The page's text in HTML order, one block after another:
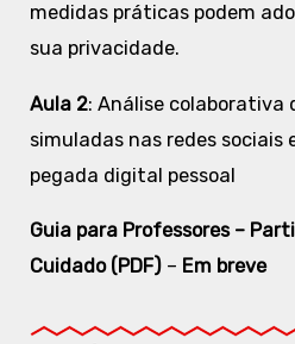
medidas práticas podem
sua privacidade.
Aula 2: Análise colaborativa
simuladas nas redes sociais
pegada digital pessoal
Guia para Professores –
Cuidado (PDF)– Em breve